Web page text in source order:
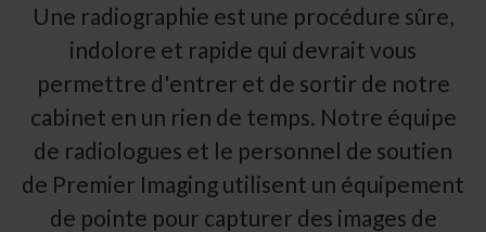
Une radiographie est une procédure sûre,
indolore et rapide qui devrait vous
permettre d'entrer et de sortir de notre
cabinet en un rien de temps. Notre équipe
de radiologues et le personnel de soutien
de Premier Imaging utilisent un équipement
de pointe pour capturer des images de